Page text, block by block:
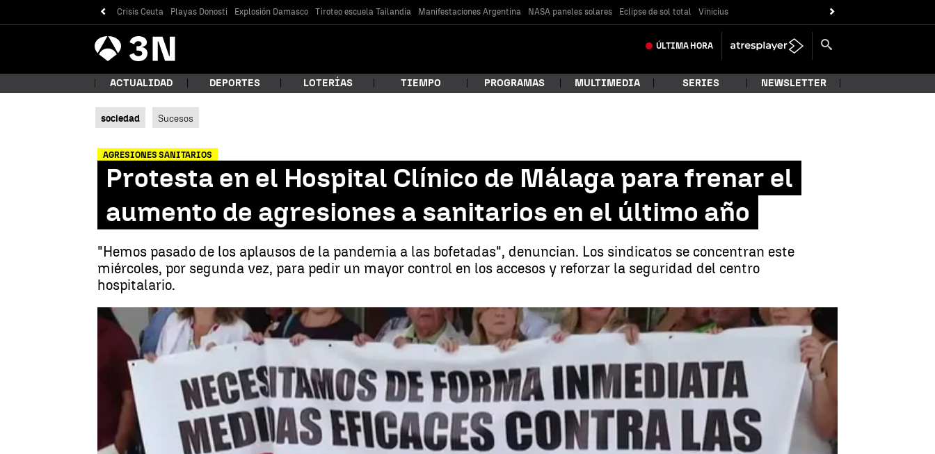
Crisis Ceuta Playas Donosti Explosión Damasco Tiroteo escuela Tailandia Manifestaciones Argentina NASA paneles solares Eclipse de sol total Vinicius
Antena
3 Noticias ÚLTIMA HORA
¿Qué estás buscando?
ACTUALIDAD DEPORTES LOTERÍAS TIEMPO PROGRAMAS MULTIMEDIA SERIES NEWSLETTER
sociedad Sucesos
AGRESIONES SANITARIOS
Protesta en el Hospital Clínico de Málaga para frenar el
aumento de agresiones a sanitarios en el último año
"Hemos pasado de los aplausos de la pandemia a las bofetadas", denuncian. Los sindicatos se concentran este
miércoles, por segunda vez, para pedir un mayor control en los accesos y reforzar la seguridad del centro
hospitalario.
Protesta en el Hospital Clínico de Málaga para frenar el aumento de agresiones a sanitarios en el último año | Protesta en el Hospital Clínico de Málaga para frenar el aumento de
agresiones a sanitarios en el último año